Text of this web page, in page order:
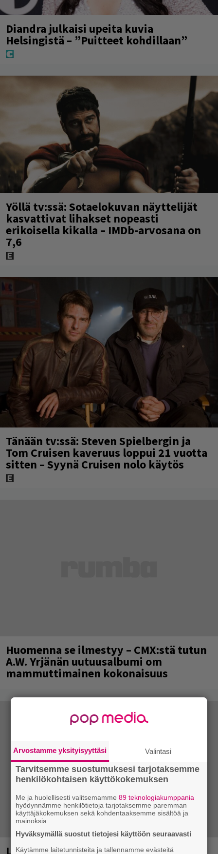
Diandra julkaisi upeita kuvia
Helsingistä – ”Puitteet kohdillaan”
Yöllä tv:ssä: Sotaelokuvan näyttelijät
kasvattivat lihakset nopeasti
erikoisella kikalla – IMDb-arvosana on
7,6
Tänään tv:ssä: Steven Spielbergin ja
Tom Cruisen kaveruus loppui 21 vuotta
sitten – Syynä Cruisen nolo käytös
Huomenna se ilmestyy – CMX:stä tutun
A.W. Yrjänän uutuusalbumi om
mammuttimainen kokonaisuus
Laittomasta graffitista kiinni jäänyt
Arvostamme yksityisyyttäsi Valintasi
Tarvitsemme suostumuksesi tarjotaksemme
henkilökohtaisen käyttökokemuksen
Me ja huolellisesti valitsemamme89 teknologiakumppania
hyödynnämme henkilötietoja tarjotaksemme paremman
käyttäjäkokemuksen sekä kohdentaaksemme sisältöä ja
mainoksia.
Hyväksymällä suostut tietojesi käyttöön seuraavasti
Käytämme laitetunnisteita ja tallennamme evästeitä